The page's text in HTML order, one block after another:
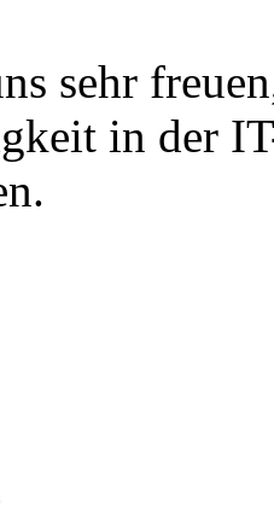
sehr
in der